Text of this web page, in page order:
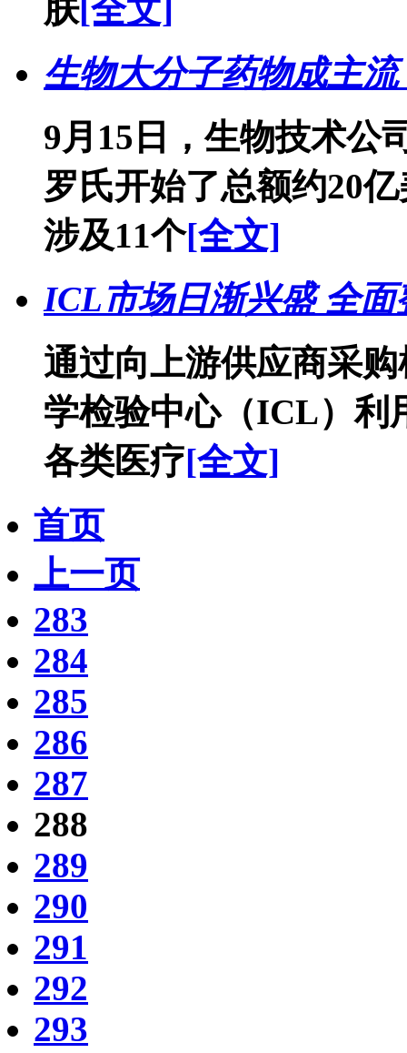
肤[全文]
生物大分子药物成主
9月15日，生物技术公
罗氏开始了总额约20
涉及11个[全文]
ICL市场日渐兴盛 全
通过向上游供应商采
学检验中心（ICL）利
各类医疗[全文]
首页
上一页
283
284
285
286
287
288
289
290
291
292
293